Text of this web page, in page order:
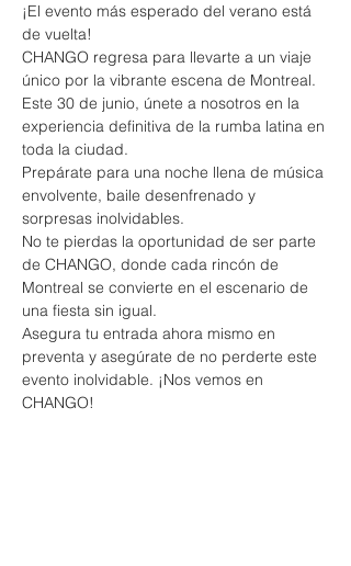
¡El evento más esperado del verano está
de vuelta!
CHANGO regresa para llevarte a un viaje
único por la vibrante escena de Montreal.
Este 30 de junio, únete a nosotros en la
experiencia definitiva de la rumba latina en
toda la ciudad.
Prepárate para una noche llena de música
envolvente, baile desenfrenado y
sorpresas inolvidables.
No te pierdas la oportunidad de ser parte
de CHANGO, donde cada rincón de
Montreal se convierte en el escenario de
una fiesta sin igual.
Asegura tu entrada ahora mismo en
preventa y asegúrate de no perderte este
evento inolvidable. ¡Nos vemos en
CHANGO!